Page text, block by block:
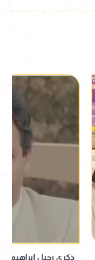
حمادة هلال يحتفل